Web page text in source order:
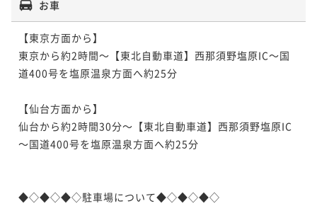
お車
【東京方面から】
東京から約2時間～【東北自動車道】西那須野塩原IC～国
道400号を塩原温泉方面へ約25分
【仙台方面から】
仙台から約2時間30分～【東北自動車道】西那須野塩原IC
～国道400号を塩原温泉方面へ約25分
◆◇◆◇◆◇駐車場について◆◇◆◇◆◇